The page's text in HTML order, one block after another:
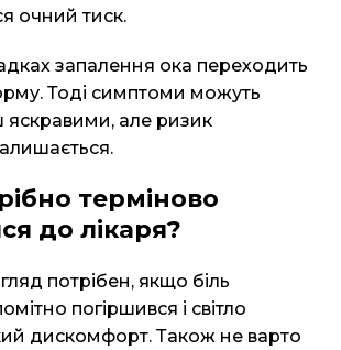
очний тиск.
запалення ока переходить
Тоді симптоми можуть
яскравими, але ризик
терміново
до лікаря?
потрібен, якщо біль
погіршився і світло
дискомфорт. Також не варто